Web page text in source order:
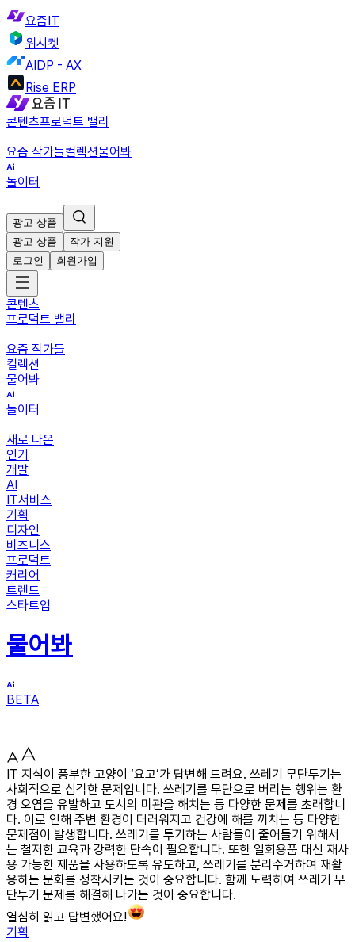
요즘IT
위시켓
AIDP - AX
Rise ERP
콘텐츠프로덕트 밸리
요즘 작가들컬렉션물어봐
놀이터
광고 상품
광고 상품
작가 지원
로그인
회원가입
콘텐츠
프로덕트 밸리
요즘 작가들
컬렉션
물어봐
놀이터
새로 나온
인기
개발
AI
IT서비스
기획
디자인
비즈니스
프로덕트
커리어
트렌드
스타트업
물어봐
BETA
IT 지식이 풍부한 고양이 ‘요고’가 답변해 드려요. 쓰레기 무단투기는
사회적으로 심각한 문제입니다. 쓰레기를 무단으로 버리는 행위는 환
경 오염을 유발하고 도시의 미관을 해치는 등 다양한 문제를 초래합니
다. 이로 인해 주변 환경이 더러워지고 건강에 해를 끼치는 등 다양한
문제점이 발생합니다. 쓰레기를 투기하는 사람들이 줄어들기 위해서
는 철저한 교육과 강력한 단속이 필요합니다. 또한 일회용품 대신 재사
용 가능한 제품을 사용하도록 유도하고, 쓰레기를 분리수거하여 재활
용하는 문화를 정착시키는 것이 중요합니다. 함께 노력하여 쓰레기 무
단투기 문제를 해결해 나가는 것이 중요합니다.
열심히 읽고 답변했어요!
기획